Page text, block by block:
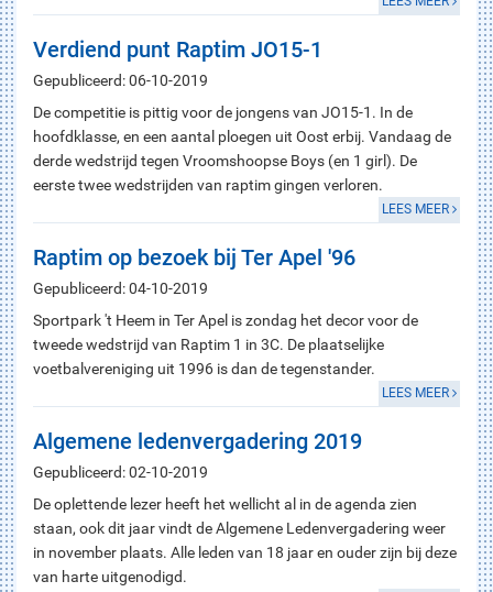
Verdiend punt Raptim JO15-1
Gepubliceerd: 06-10-2019
De competitie is pittig voor de jongens van JO15-1. In de
hoofdklasse, en een aantal ploegen uit Oost erbij. Vandaag de
derde wedstrijd tegen Vroomshoopse Boys (en 1 girl). De
eerste twee wedstrijden van raptim gingen verloren.
LEES MEER
Raptim op bezoek bij Ter Apel '96
Gepubliceerd: 04-10-2019
Sportpark 't Heem in Ter Apel is zondag het decor voor de
tweede wedstrijd van Raptim 1 in 3C. De plaatselijke
voetbalvereniging uit 1996 is dan de tegenstander.
LEES MEER
Algemene ledenvergadering 2019
Gepubliceerd: 02-10-2019
De oplettende lezer heeft het wellicht al in de agenda zien
staan, ook dit jaar vindt de Algemene Ledenvergadering weer
in november plaats. Alle leden van 18 jaar en ouder zijn bij deze
van harte uitgenodigd.